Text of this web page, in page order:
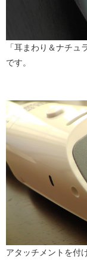
「耳まわり＆ナチ
です。
アタッチメントを付